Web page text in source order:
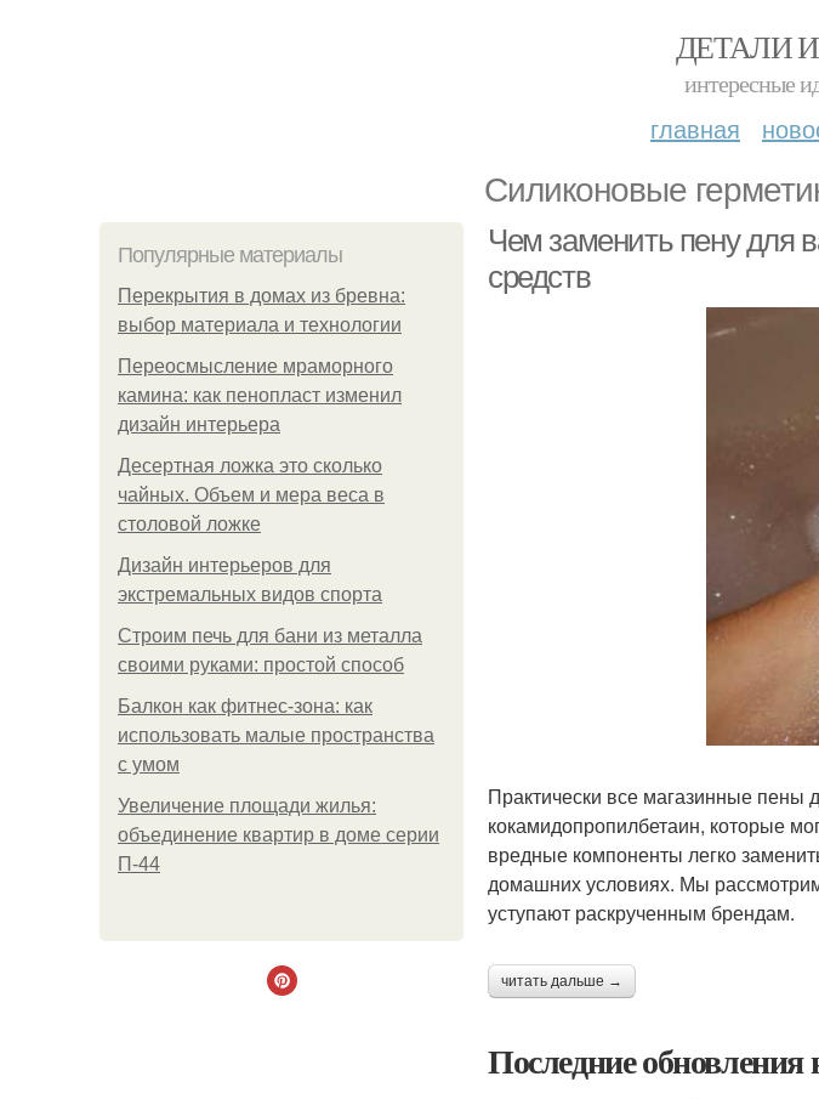
ДЕТАЛИ
интересные
главная
Силиконовые
Популярные материалы
Перекрытия в домах из бревна:
выбор материала и технологии
Переосмысление мраморного
камина: как пенопласт изменил
дизайн интерьера
Десертная ложка это сколько
чайных. Объем и мера веса в
столовой ложке
Дизайн интерьеров для
экстремальных видов спорта
Строим печь для бани из металла
своими руками: простой способ
Балкон как фитнес-зона: как
использовать малые пространства
с умом
Увеличение площади жилья:
объединение квартир в доме серии
П-44
Чем заменить пену для
средств
Практически все магазинные пены
кокамидопропилбетаин, которые
вредные компоненты легко
домашних условиях. Мы
уступают раскрученным брендам.
читать дальше →
Последние обновления